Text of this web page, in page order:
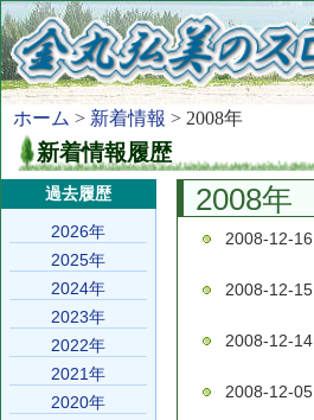
ホーム > 新着情報 > 2008年
新着情報履歴
過去履歴
2026年
2025年
2024年
2023年
2022年
2021年
2020年
2008年
2008-12-16
2008-12-15
2008-12-14
2008-12-05